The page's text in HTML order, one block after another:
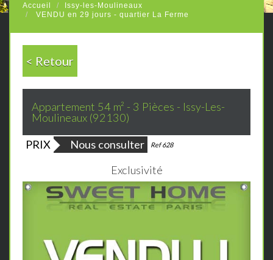
Accueil
Issy-les-Moulineaux
VENDU en 29 jours - quartier La Ferme
< Retour
Appartement 54 m² - 3 Pièces - Issy-Les-
Moulineaux (92130)
PRIX
Nous consulter Ref 628
Bien vendu
Exclusivité